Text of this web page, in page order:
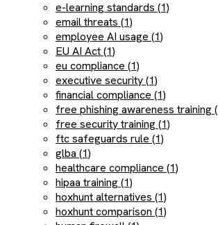
e-learning standards (1)
email threats (1)
employee AI usage (1)
EU AI Act (1)
eu compliance (1)
executive security (1)
financial compliance (1)
free phishing awareness training
free security training (1)
ftc safeguards rule (1)
glba (1)
healthcare compliance (1)
hipaa training (1)
hoxhunt alternatives (1)
hoxhunt comparison (1)